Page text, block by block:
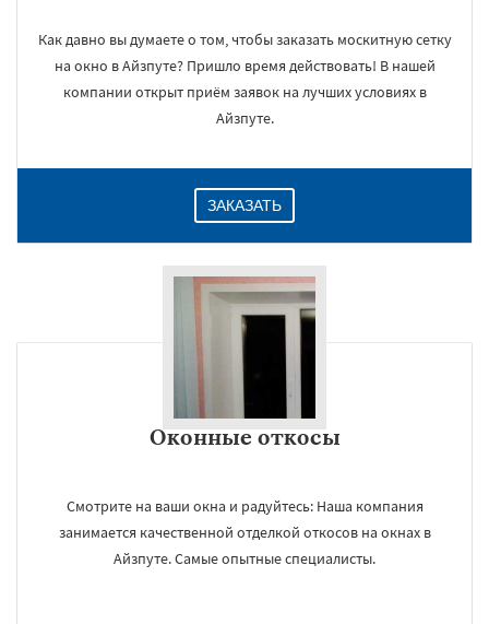
Как давно вы думаете о том, чтобы заказать москитную сетку
на окно в Айзпуте? Пришло время действовать! В нашей
компании открыт приём заявок на лучших условиях в
Айзпуте.
ЗАКАЗАТЬ
Оконные откосы
Смотрите на ваши окна и радуйтесь: Наша компания
занимается качественной отделкой откосов на окнах в
Айзпуте. Самые опытные специалисты.